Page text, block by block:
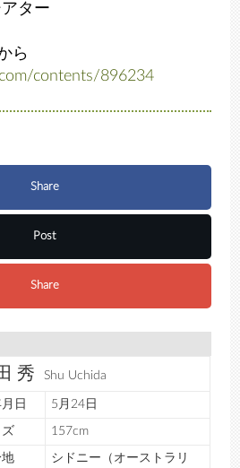
ター
ら
contents/896234
Share
Post
Share
秀 Shu Uchida
日 5月24日
157cm
地
シドニー（オーストラリ